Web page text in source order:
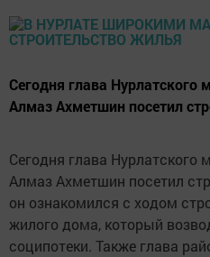
Сегодня глава Нурлатского
Алмаз Ахметшин посетил
Сегодня глава Нурлатского
Алмаз Ахметшин посетил
он ознакомился с ходом
жилого дома, который
соципотеки. Также глава